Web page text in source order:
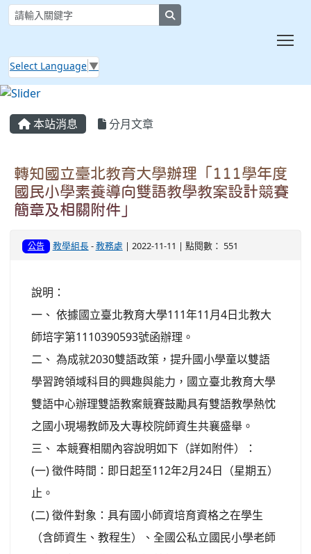
Select Language ▼
本站消息 分月文章
轉知國立臺北教育大學辦理「111學年度
國民小學素養導向雙語教學教案設計競賽
簡章及相關附件」
公告 教學組長-教務處 | 2022-11-11 | 點閱數： 551
說明：
一、 依據國立臺北教育大學111年11月4日北教大
師培字第1110390593號函辦理。
二、 為成就2030雙語政策，提升國小學童以雙語
學習跨領域科目的興趣與能力，國立臺北教育大學
雙語中心辦理雙語教案競賽鼓勵具有雙語教學熱忱
之國小現場教師及大專校院師資生共襄盛舉。
三、 本競賽相關內容說明如下（詳如附件）：
(一) 徵件時間：即日起至112年2月24日（星期五）
止。
(二) 徵件對象：具有國小師資培育資格之在學生
（含師資生、教程生）、全國公私立國民小學老師